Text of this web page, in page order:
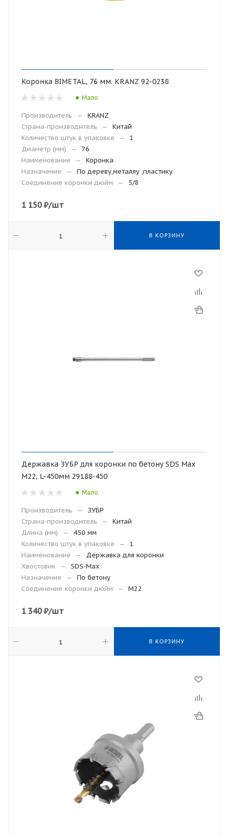
Коронка BIMETAL, 76 мм. KRANZ 92-0238
Мало
Производитель —
KRANZ
Страна-производитель
—
Китай
Количество штук в упаковке
—
1
Диаметр (мм)
—
76
Наименование
—
Коронка
Назначение
—
По дереву,металлу ,пластику
Соединение коронки дюйм
— 5/8
1 150₽/шт
В КОРЗИНУ
Державка ЗУБР для коронки по бетону SDS Max
М22, L-450мм 29188-450
Мало
Производитель —
ЗУБР
Страна-производитель
—
Китай
Длина (мм)
—
450 мм
Количество штук в упаковке
—
1
Наименование
—
Державка для коронки
Хвостовик
—
SDS-Max
Назначение
—
По бетону
Соединение коронки дюйм
— М22
1 340₽/шт
В КОРЗИНУ